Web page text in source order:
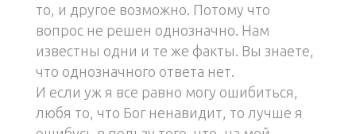
то, и другое возможно. Потому что
вопрос не решен однозначно. Нам
известны одни и те же факты. Вы знаете,
что однозначного ответа нет.
И если уж я все равно могу ошибиться,
любя то, что Бог ненавидит, то лучше я